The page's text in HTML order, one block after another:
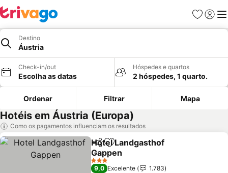
Favoritos
Iniciar
Destino
Áustria
Check-in/out
Escolha as datas
Hóspedes e quartos
2 hóspedes, 1 quarto.
Ordenar Filtrar Mapa
Hotéis em Áustria (Europa)
Como os pagamentos influenciam os resultados
PartilharAdicionar aos favoritos
Hotel Landgasthof
Gappen
Ver preços
3 Estrelas
9,0 Excelente
1.783